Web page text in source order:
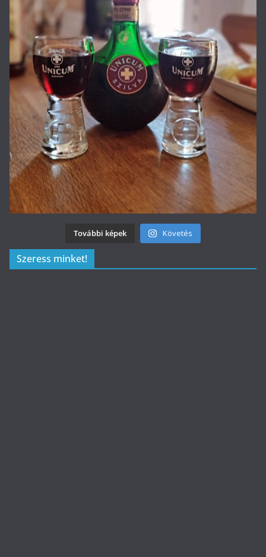
További képek Követés
Szeress minket!